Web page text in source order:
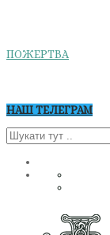
ПОЖЕРТВА
НАШ ТЕЛЕГРАМ